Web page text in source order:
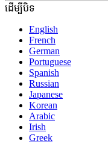
ដើម្បីបិទ
English
French
German
Portuguese
Spanish
Russian
Japanese
Korean
Arabic
Irish
Greek